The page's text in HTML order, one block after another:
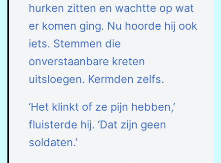
hurken zitten en wachtte op wat
er komen ging. Nu hoorde hij ook
iets. Stemmen die
onverstaanbare kreten
uitsloegen. Kermden zelfs.
‘Het klinkt of ze pijn hebben,’
fluisterde hij. ‘Dat zijn geen
soldaten.’